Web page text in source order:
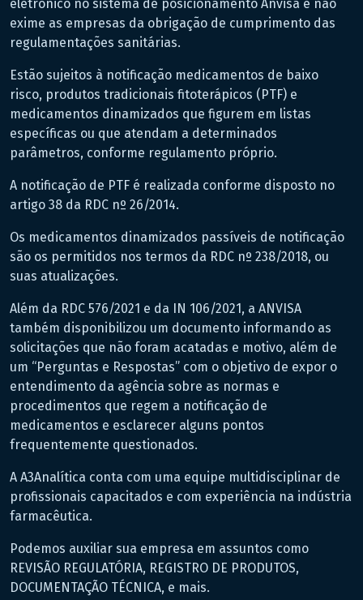
eletrônico no sistema de posicionamento Anvisa e não
exime as empresas da obrigação de cumprimento das
regulamentações sanitárias.
Estão sujeitos à notificação medicamentos de baixo
risco, produtos tradicionais fitoterápicos (PTF) e
medicamentos dinamizados que figurem em listas
específicas ou que atendam a determinados
parâmetros, conforme regulamento próprio.
A notificação de PTF é realizada conforme disposto no
artigo 38 da RDC nº 26/2014.
Os medicamentos dinamizados passíveis de notificação
são os permitidos nos termos da RDC nº 238/2018, ou
suas atualizações.
Além da RDC 576/2021 e da IN 106/2021, a ANVISA
também disponibilizou um documento informando as
solicitações que não foram acatadas e motivo, além de
um “Perguntas e Respostas” com o objetivo de expor o
entendimento da agência sobre as normas e
procedimentos que regem a notificação de
medicamentos e esclarecer alguns pontos
frequentemente questionados.
A A3Analítica conta com uma equipe multidisciplinar de
profissionais capacitados e com experiência na indústria
farmacêutica.
Podemos auxiliar sua empresa em assuntos como
REVISÃO REGULATÓRIA, REGISTRO DE PRODUTOS,
DOCUMENTAÇÃO TÉCNICA, e mais.